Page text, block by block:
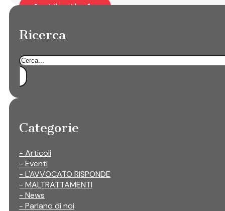
Leggi articolo
Ricerca
Cerca
Categorie
- Articoli
- Eventi
- L'AVVOCATO RISPONDE
- MALTRATTAMENTI
- News
- Parlano di noi